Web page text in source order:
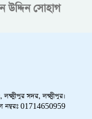
উদ্দিন সোহাগ
লক্ষ্মীপুর সদর, লক্ষ্মীপুর।
নম্বরঃ 01714650959